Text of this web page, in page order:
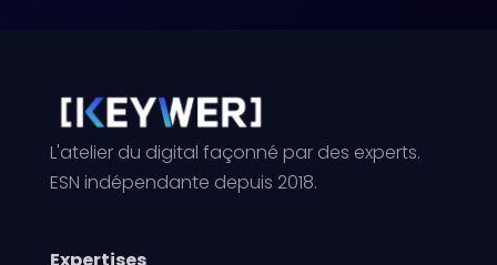
L'atelier du digital façonné par des experts.
ESN indépendante depuis 2018.
Expertises